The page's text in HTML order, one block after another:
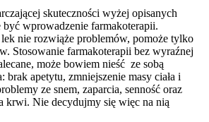
skuteczności wyżej opisanych
być wprowadzenie farmakoterapii.
nie rozwiąże problemów, pomoże tylko
Stosowanie farmakoterapii bez wyraźnej
może bowiem nieść ze sobą
brak apetytu, zmniejszenie masy ciała i
ze snem, zaparcia, senność oraz
krwi. Nie decydujmy się więc na nią